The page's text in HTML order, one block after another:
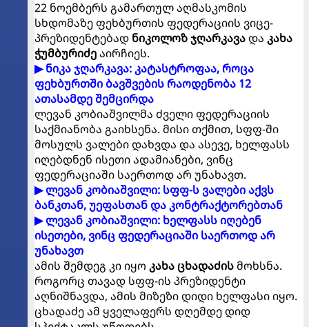
22 ნოემბერს გამართულ აღმასკომის
სხდომაზე ფეხბურთის ფედერაციის ვიცე-
პრეზიდენტებად ნიკოლოზ ჯღარკავადა კახა
ჭუმბურიძეაირჩიეს.
▶ ნიკა ჯღარკავა: კატასტროფაა, როცა
ფეხბურთში ბავშვების რაოდენობა 12
ათასამდე შემცირდა
ლევან კობიაშვილმა ძველი ფედერაციის
საქმიანობა გაიხსენა. მისი თქმით, სფფ-ში
მოსულს ვალები დახვდა და ასევე, ხელფასს
იღებდნენ ისეთი ადამიანები, ვინც
ფედერაციაში საერთოდ არ უნახავთ.
▶ ლევან კობიაშვილი: სფფ-ს ვალები აქვს
ბანკთან, უეფასთან და კონტრაქტორებთან
▶ ლევან კობიაშვილი: ხელფასს იღებენ
ისეთები, ვინც ფედერაციაში საერთოდ არ
უნახავთ
ამის შემდეგ კი იყო კახა ცხადაძისმოხსნა.
როგორც თავად სფფ-ის პრეზიდენტი
აღნიშნავდა, ამის მიზეზი დიდი ხელფასი იყო.
ცხადაძე ამ ყველაფერს დღემდე დიდ